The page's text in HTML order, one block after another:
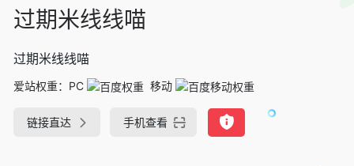
过期米线线喵
过期米线线喵
爱站权重： PC 移动
链接直达 手机查看